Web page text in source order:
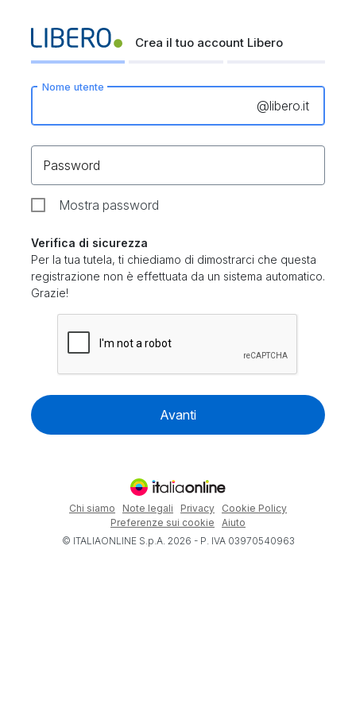
Crea il tuo account Libero
Nome utente
@libero.it
Password
Mostra password
Verifica di sicurezza
Per la tua tutela, ti chiediamo di dimostrarci che questa
registrazione non è effettuata da un sistema automatico.
Grazie!
Avanti
Chi siamo Note legali Privacy
Cookie Policy
Preferenze sui cookie
Aiuto
© ITALIAONLINE S.p.A. 2026 - P. IVA 03970540963